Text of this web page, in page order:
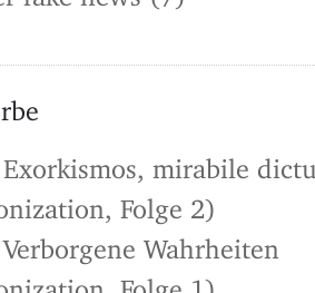
Exorkismos, mirabile
Folge 2)
Verborgene Wahrheiten
Folge 1)